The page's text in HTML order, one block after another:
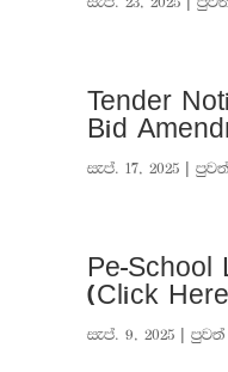
Tender
Bid
සැප්. 17, 2025|
Pe-School
(Click Here
සැප්. 9, 2025| පුවත්